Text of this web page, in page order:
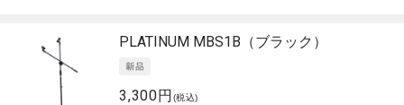
PLATINUM MBS1B（ブラック）
3,300円 (税込)